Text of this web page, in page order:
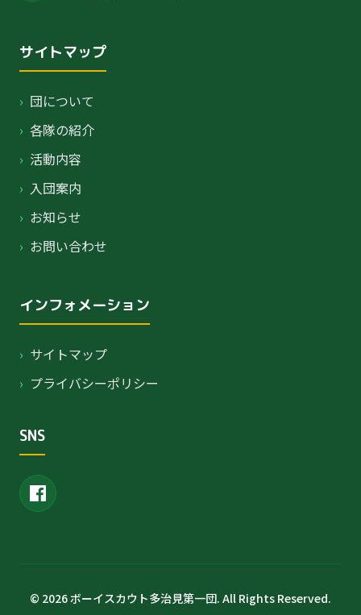
サイトマップ
› 団について
› 各隊の紹介
› 活動内容
› 入団案内
› お知らせ
› お問い合わせ
インフォメーション
› サイトマップ
› プライバシーポリシー
SNS
© 2026 ボーイスカウト多治見第一団. All Rights Reserved.